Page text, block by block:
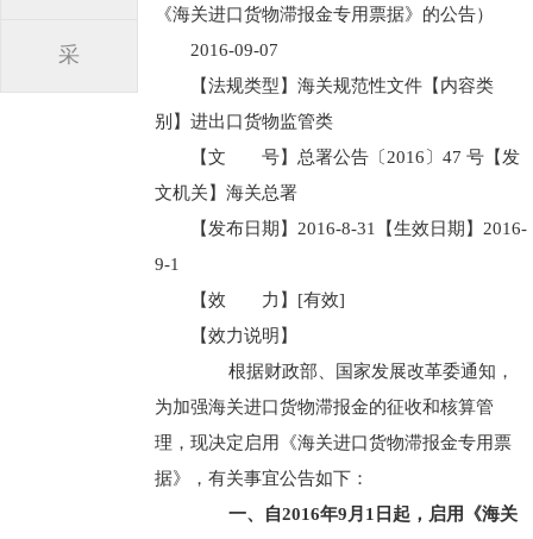
采
《海关进口货物滞报金专用票据》的公告）
2016-09-07
【法规类型】海关规范性文件【内容类
别】进出口货物监管类
【文 号】总署公告〔2016〕47 号【发
文机关】海关总署
【发布日期】2016-8-31【生效日期】2016-
9-1
【效 力】[有效]
【效力说明】
根据财政部、国家发展改革委通知，
为加强海关进口货物滞报金的征收和核算管
理，现决定启用《海关进口货物滞报金专用票
据》，有关事宜公告如下：
一、自2016年9月1日起，启用《海关